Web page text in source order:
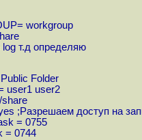
workgroup
т.д определяю
Folder
user1 user2
;Разрешаем доступ на
= 0755
= 0744